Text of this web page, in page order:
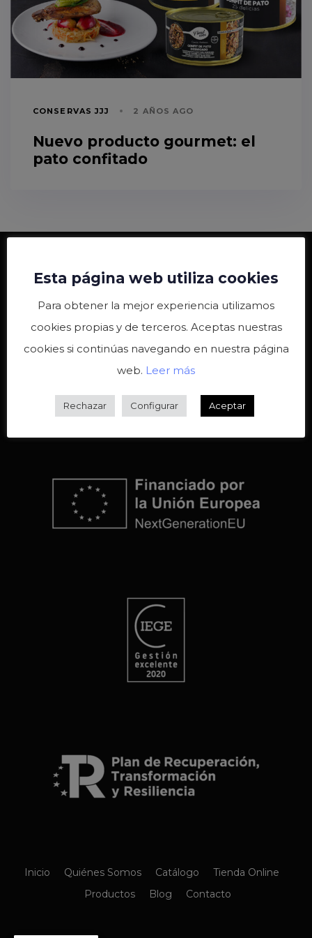
CONSERVAS JJJ 2 AÑOS AGO
Nuevo producto gourmet: el
pato confitado
Inicio Quiénes Somos Catálogo
Tienda Online
Productos
Blog Contacto
Esta página web utiliza cookies
Para obtener la mejor experiencia utilizamos
cookies propias y de terceros. Aceptas nuestras
cookies si continúas navegando en nuestra página
web. Leer más
Rechazar Configurar Aceptar